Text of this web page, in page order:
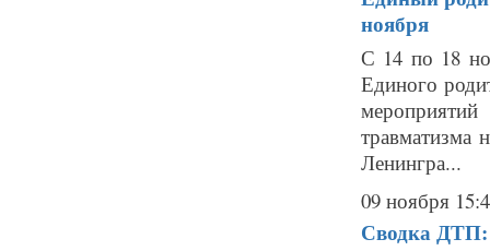
ноября
С 14 по 18
Единого
травматизма
Ленингра...
09 ноября
Сводка ДТП: